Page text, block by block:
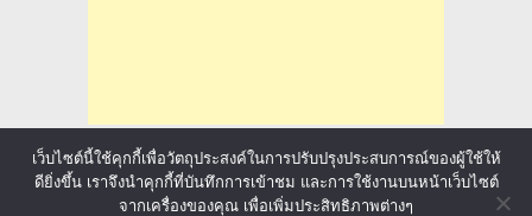
เว็บไซต์นี้ใช้คุกกี้เพื่อวัตถุประสงค์ในการปรับปรุงประสบการณ์ของผู้ใช้ให้
ดียิ่งขึ้น เราจึงนำคุกกี้ที่บันทึกการเข้าชม และการใช้งานบนหน้าเว็บไซต์
จากเครื่องของคุณ เพื่อเพิ่มประสิทธิภาพต่างๆ